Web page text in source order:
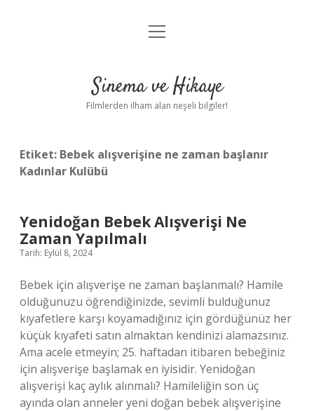
Gizlilik Politikası
Yasal Uyarı
menüyü
Sinema ve Hikaye
Filmlerden ilham alan neşeli bilgiler!
Etiket: Bebek alışverişine ne zaman başlanır
Kadınlar Kulübü
Yenidoğan Bebek Alışverişi Ne
Zaman Yapılmalı
Tarih: Eylül 8, 2024
Bebek için alışverişe ne zaman başlanmalı? Hamile
olduğunuzu öğrendiğinizde, sevimli bulduğunuz
kıyafetlere karşı koyamadığınız için gördüğünüz her
küçük kıyafeti satın almaktan kendinizi alamazsınız.
Ama acele etmeyin; 25. haftadan itibaren bebeğiniz
için alışverişe başlamak en iyisidir. Yenidoğan
alışverişi kaç aylık alınmalı? Hamileliğin son üç
ayında olan anneler yeni doğan bebek alışverişine